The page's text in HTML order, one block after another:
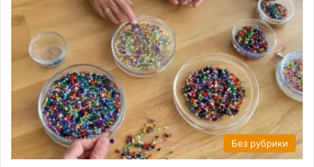
Без рубрики